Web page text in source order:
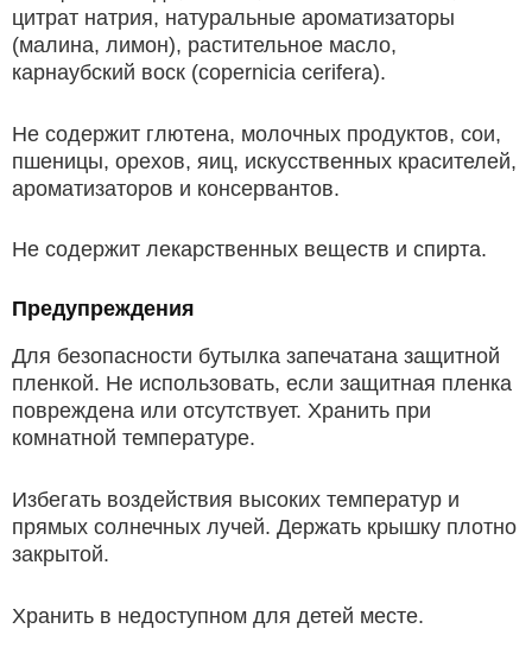
цитрат натрия, натуральные ароматизаторы
(малина, лимон), растительное масло,
карнаубский воск (copernicia cerifera).
Не содержит глютена, молочных продуктов, сои,
пшеницы, орехов, яиц, искусственных красителей,
ароматизаторов и консервантов.
Не содержит лекарственных веществ и спирта.
Предупреждения
Для безопасности бутылка запечатана защитной
пленкой. Не использовать, если защитная пленка
повреждена или отсутствует. Хранить при
комнатной температуре.
Избегать воздействия высоких температур и
прямых солнечных лучей. Держать крышку плотно
закрытой.
Хранить в недоступном для детей месте.